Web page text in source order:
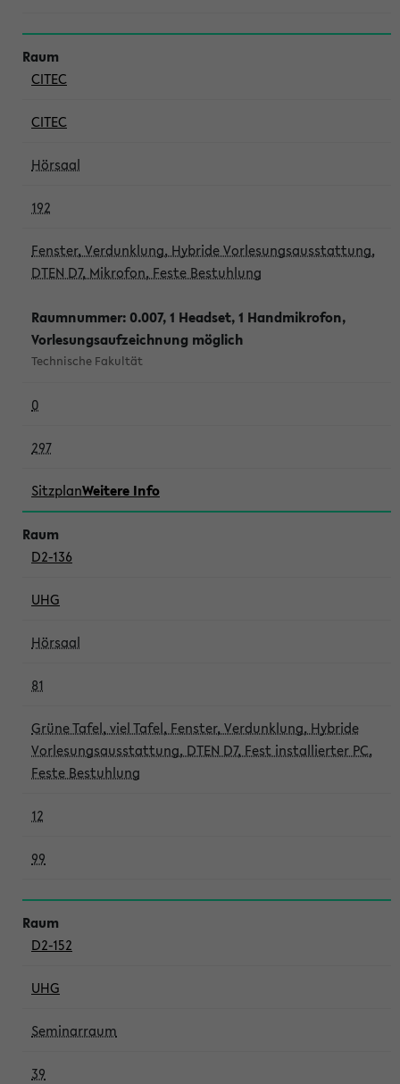
CITEC
CITEC
Hörsaal
192
Fenster, Verdunklung, Hybride Vorlesungsausstattung,
DTEN D7, Mikrofon, Feste Bestuhlung
Raumnummer: 0.007, 1 Headset, 1 Handmikrofon,
Vorlesungsaufzeichnung möglich
Technische Fakultät
0
297
SitzplanWeitere Info
D2-136
UHG
Hörsaal
81
Grüne Tafel, viel Tafel, Fenster, Verdunklung, Hybride
Vorlesungsausstattung, DTEN D7, Fest installierter PC,
Feste Bestuhlung
12
99
D2-152
UHG
Seminarraum
39